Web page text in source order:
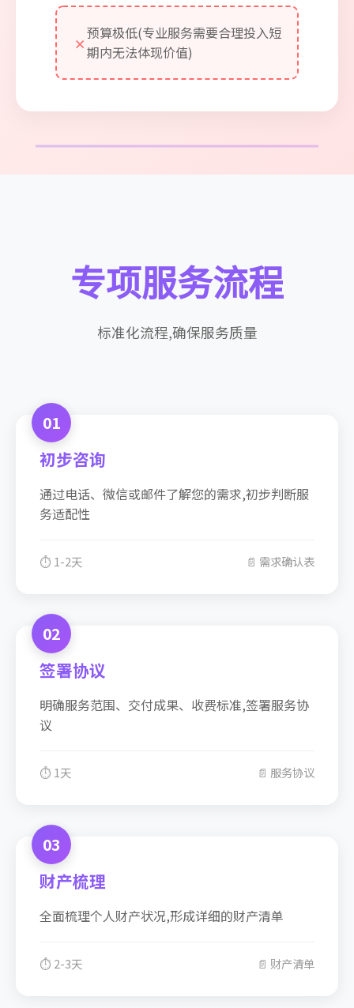
✗预算极低(专业服务需要合理投入短
期内无法体现价值)
专项服务流程
标准化流程,确保服务质量
01
初步咨询
通过电话、微信或邮件了解您的需求,初步判断服
务适配性
⏱️ 1-2天 📄 需求确认表
02
签署协议
明确服务范围、交付成果、收费标准,签署服务协
议
⏱️ 1天 📄 服务协议
03
财产梳理
全面梳理个人财产状况,形成详细的财产清单
⏱️ 2-3天 📄 财产清单